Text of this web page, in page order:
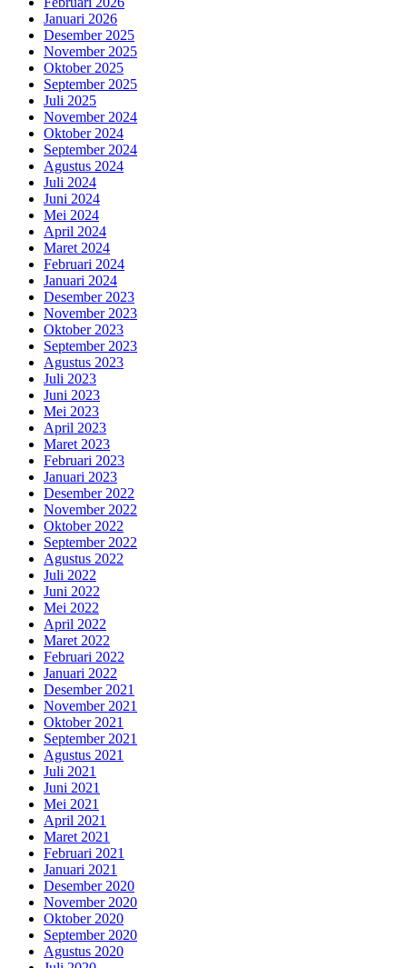
Januari 2026
Desember 2025
November 2025
Oktober 2025
September 2025
Juli 2025
November 2024
Oktober 2024
September 2024
Agustus 2024
Juli 2024
Juni 2024
Mei 2024
April 2024
Maret 2024
Februari 2024
Januari 2024
Desember 2023
November 2023
Oktober 2023
September 2023
Agustus 2023
Juli 2023
Juni 2023
Mei 2023
April 2023
Maret 2023
Februari 2023
Januari 2023
Desember 2022
November 2022
Oktober 2022
September 2022
Agustus 2022
Juli 2022
Juni 2022
Mei 2022
April 2022
Maret 2022
Februari 2022
Januari 2022
Desember 2021
November 2021
Oktober 2021
September 2021
Agustus 2021
Juli 2021
Juni 2021
Mei 2021
April 2021
Maret 2021
Februari 2021
Januari 2021
Desember 2020
November 2020
Oktober 2020
September 2020
Agustus 2020